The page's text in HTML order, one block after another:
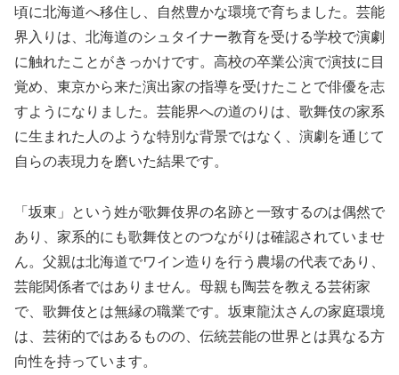
頃に北海道へ移住し、自然豊かな環境で育ちました。芸能
界入りは、北海道のシュタイナー教育を受ける学校で演劇
に触れたことがきっかけです。高校の卒業公演で演技に目
覚め、東京から来た演出家の指導を受けたことで俳優を志
すようになりました。芸能界への道のりは、歌舞伎の家系
に生まれた人のような特別な背景ではなく、演劇を通じて
自らの表現力を磨いた結果です。
「坂東」という姓が歌舞伎界の名跡と一致するのは偶然で
あり、家系的にも歌舞伎とのつながりは確認されていませ
ん。父親は北海道でワイン造りを行う農場の代表であり、
芸能関係者ではありません。母親も陶芸を教える芸術家
で、歌舞伎とは無縁の職業です。坂東龍汰さんの家庭環境
は、芸術的ではあるものの、伝統芸能の世界とは異なる方
向性を持っています。